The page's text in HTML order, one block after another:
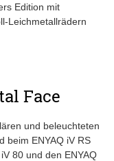
Edition mit
Leichmetallrädern
Face
und beleuchteten
beim ENYAQ iV RS
80 und den ENYAQ